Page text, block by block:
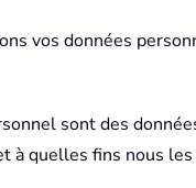
vos données
sont des
quelles fins nous